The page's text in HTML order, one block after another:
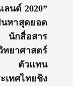
ลนด์ 2020”
นหาสุดยอด
นักสื่อสาร
ทยาศาสตร์
ตัวแทน
เทศไทยชิง